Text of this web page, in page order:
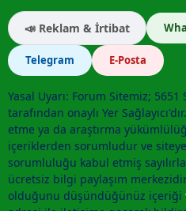
📣 Reklam & İrtibat
Telegram E-Posta
Yasal Uyarı: Forum Sitemiz; 5651
tarafından onaylı Yer
etme ya da araştırma
içeriklerden sorumludur ve
sorumluluğu kabul etmiş
ücretsiz bilgi paylaşım
olduğunu düşündüğünüz içeriği